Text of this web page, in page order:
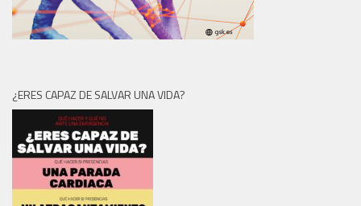
¿ERES CAPAZ DE SALVAR UNA VIDA?